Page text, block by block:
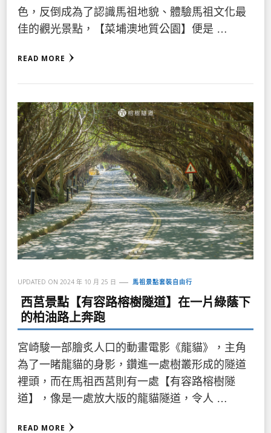
色，反倒成為了認識馬祖地貌、體驗馬祖文化最
佳的觀光景點，【菜埔澳地質公園】便是 …
READ MORE
UPDATED ON 2024 年 10 月 25 日 馬祖景點套裝自由行
西莒景點【有容路榕樹隧道】在一片綠蔭下
的柏油路上奔跑
宮崎駿一部膾炙人口的動畫電影《龍貓》，主角
為了一睹龍貓的身影，鑽進一處樹叢形成的隧道
裡頭，而在馬祖西莒則有一處【有容路榕樹隧
道】，像是一處放大版的龍貓隧道，令人 …
READ MORE